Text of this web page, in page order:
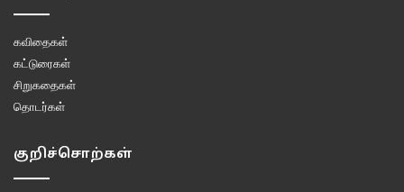
கவிதைகள்
கட்டுரைகள்
சிறுகதைகள்
தொடர்கள்
குறிச்சொற்கள்